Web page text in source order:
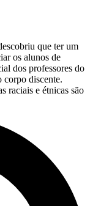
que ter um
os alunos de
dos professores do
corpo discente.
raciais e étnicas são